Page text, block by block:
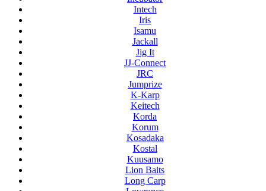
Intech
Iris
Isamu
Jackall
Jig It
JJ-Connect
JRC
Jumprize
K-Karp
Keitech
Korda
Korum
Kosadaka
Kostal
Kuusamo
Lion Baits
Long Carp